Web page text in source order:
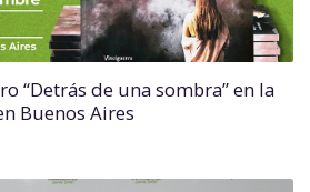
“Detrás de una sombra” en la
Buenos Aires